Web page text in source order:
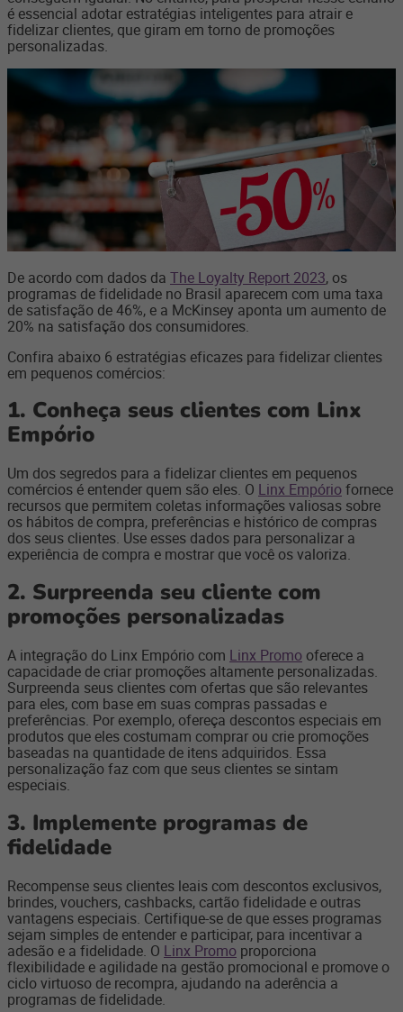
é essencial adotar estratégias inteligentes para atrair e
fidelizar clientes, que giram em torno de promoções
personalizadas.
De acordo com dados da The Loyalty Report 2023, os
programas de fidelidade no Brasil aparecem com uma taxa
de satisfação de 46%, e a McKinsey aponta um aumento de
20% na satisfação dos consumidores.
Confira abaixo 6 estratégias eficazes para fidelizar clientes
em pequenos comércios:
1. Conheça seus clientes com Linx
Empório
Um dos segredos para a fidelizar clientes em pequenos
comércios é entender quem são eles. O Linx Empóriofornece
recursos que permitem coletas informações valiosas sobre
os hábitos de compra, preferências e histórico de compras
dos seus clientes. Use esses dados para personalizar a
experiência de compra e mostrar que você os valoriza.
2. Surpreenda seu cliente com
promoções personalizadas
A integração do Linx Empório com Linx Promo oferece a
capacidade de criar promoções altamente personalizadas.
Surpreenda seus clientes com ofertas que são relevantes
para eles, com base em suas compras passadas e
preferências. Por exemplo, ofereça descontos especiais em
produtos que eles costumam comprar ou crie promoções
baseadas na quantidade de itens adquiridos. Essa
personalização faz com que seus clientes se sintam
especiais.
3. Implemente programas de
fidelidade
Recompense seus clientes leais com descontos exclusivos,
brindes, vouchers, cashbacks, cartão fidelidade e outras
vantagens especiais. Certifique-se de que esses programas
sejam simples de entender e participar, para incentivar a
adesão e a fidelidade. O Linx Promo proporciona
flexibilidade e agilidade na gestão promocional e promove o
ciclo virtuoso de recompra, ajudando na aderência a
programas de fidelidade.